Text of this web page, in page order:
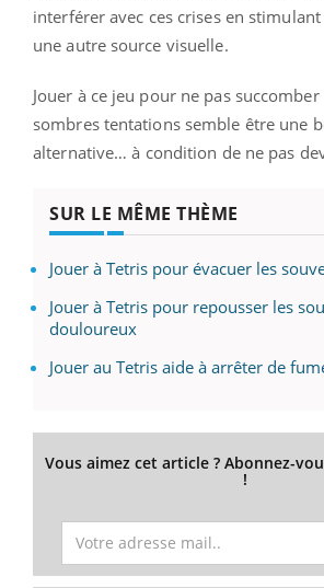
interférer avec ces crises en
une autre source visuelle.
Jouer à ce jeu pour ne pas succomber
sombres tentations semble être une
alternative… à condition de ne pas
SUR LE MÊME THÈME
Jouer à Tetris pour évacuer les
Jouer à Tetris pour repousser les
douloureux
Jouer au Tetris aide à arrêter de
Vous aimez cet article ? Abonnez-
!